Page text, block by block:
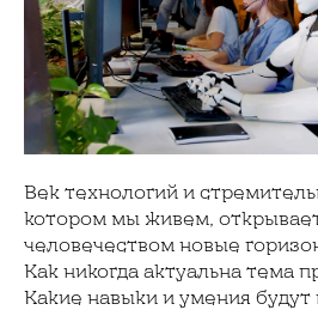
Век технологий и
котором мы живем,
человечеством новые
Как никогда актуальна тема
Какие навыки и умения будут